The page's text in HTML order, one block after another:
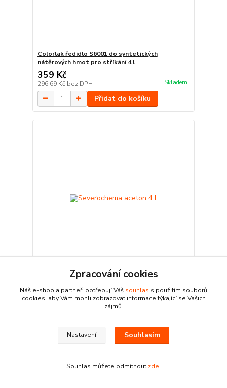
Colorlak ředidlo S6001 do syntetických
nátěrových hmot pro stříkání 4 l
359 Kč
296,69 Kč bez DPH Skladem
Přidat do košíku
Severochema aceton 4 l
399 Kč
Přidat do košíku
Zpracování cookies
Náš e-shop a partneři potřebují Váš souhlas s použitím souborů
cookies, aby Vám mohli zobrazovat informace týkající se Vašich
zájmů.
Nastavení Souhlasím
Souhlas můžete odmítnout zde.